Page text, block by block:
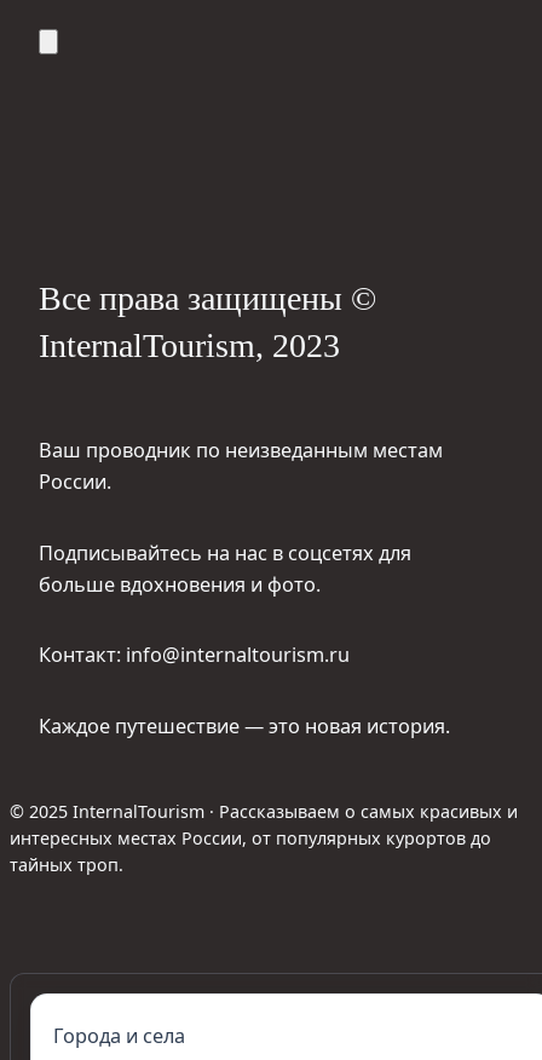
Все права защищены ©
InternalTourism, 2023
Ваш проводник по неизведанным местам
России.
Подписывайтесь на нас в соцсетях для
больше вдохновения и фото.
Контакт: info@internaltourism.ru
Каждое путешествие — это новая история.
© 2025 InternalTourism · Рассказываем о самых красивых и
интересных местах России, от популярных курортов до
тайных троп.
Города и села